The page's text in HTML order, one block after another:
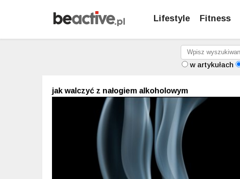
Lifestyle Fitness
w artykułach
jak walczyć z nałogiem alkoholowym